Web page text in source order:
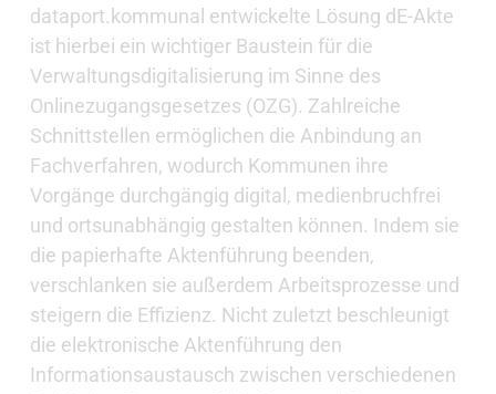
dataport.kommunal entwickelte Lösung dE-Akte
ist hierbei ein wichtiger Baustein für die
Verwaltungsdigitalisierung im Sinne des
Onlinezugangsgesetzes (OZG). Zahlreiche
Schnittstellen ermöglichen die Anbindung an
Fachverfahren, wodurch Kommunen ihre
Vorgänge durchgängig digital, medienbruchfrei
und ortsunabhängig gestalten können. Indem sie
die papierhafte Aktenführung beenden,
verschlanken sie außerdem Arbeitsprozesse und
steigern die Effizienz. Nicht zuletzt beschleunigt
die elektronische Aktenführung den
Informationsaustausch zwischen verschiedenen